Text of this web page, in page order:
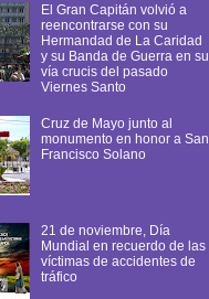
El Gran Capitán volvió a
reencontrarse con su
Hermandad de La Caridad
y su Banda de Guerra en su
vía crucis del pasado
Viernes Santo
Cruz de Mayo junto al
monumento en honor a San
Francisco Solano
21 de noviembre, Día
Mundial en recuerdo de las
víctimas de accidentes de
tráfico